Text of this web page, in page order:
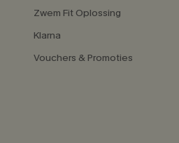
Zwem Fit Oplossing
Klarna
Vouchers & Promoties